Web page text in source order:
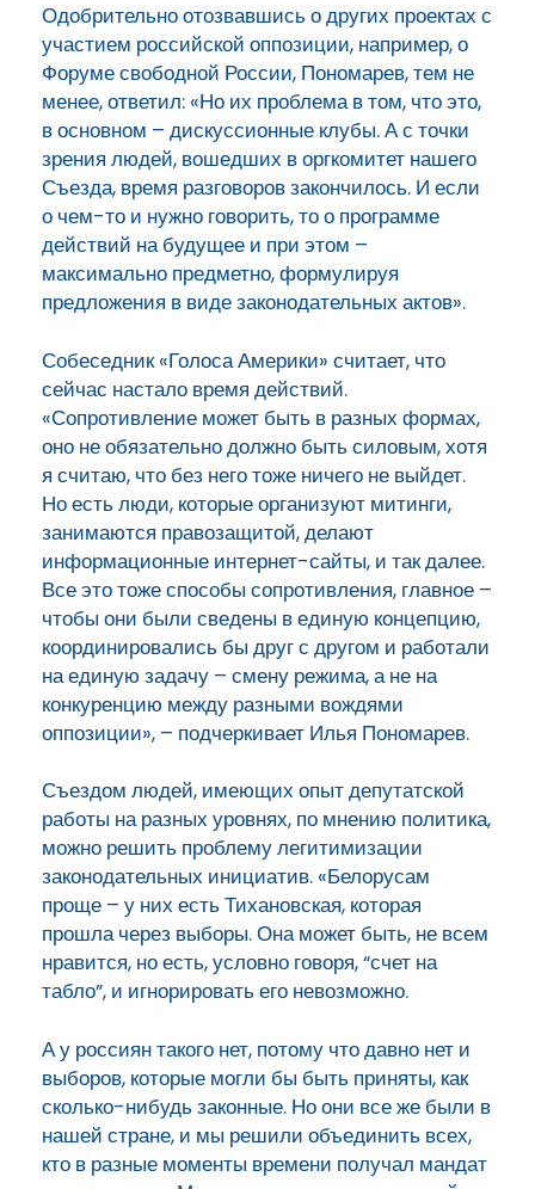
Одобрительно отозвавшись о других проектах с
участием российской оппозиции, например, о
Форуме свободной России, Пономарев, тем не
менее, ответил: «Но их проблема в том, что это,
в основном – дискуссионные клубы. А с точки
зрения людей, вошедших в оргкомитет нашего
Съезда, время разговоров закончилось. И если
о чем-то и нужно говорить, то о программе
действий на будущее и при этом –
максимально предметно, формулируя
предложения в виде законодательных актов».
Собеседник «Голоса Америки» считает, что
сейчас настало время действий.
«Сопротивление может быть в разных формах,
оно не обязательно должно быть силовым, хотя
я считаю, что без него тоже ничего не выйдет.
Но есть люди, которые организуют митинги,
занимаются правозащитой, делают
информационные интернет-сайты, и так далее.
Все это тоже способы сопротивления, главное –
чтобы они были сведены в единую концепцию,
координировались бы друг с другом и работали
на единую задачу – смену режима, а не на
конкуренцию между разными вождями
оппозиции», – подчеркивает Илья Пономарев.
Съездом людей, имеющих опыт депутатской
работы на разных уровнях, по мнению политика,
можно решить проблему легитимизации
законодательных инициатив. «Белорусам
проще – у них есть Тихановская, которая
прошла через выборы. Она может быть, не всем
нравится, но есть, условно говоря, “счет на
табло”, и игнорировать его невозможно.
А у россиян такого нет, потому что давно нет и
выборов, которые могли бы быть приняты, как
сколько-нибудь законные. Но они все же были в
нашей стране, и мы решили объединить всех,
кто в разные моменты времени получал мандат